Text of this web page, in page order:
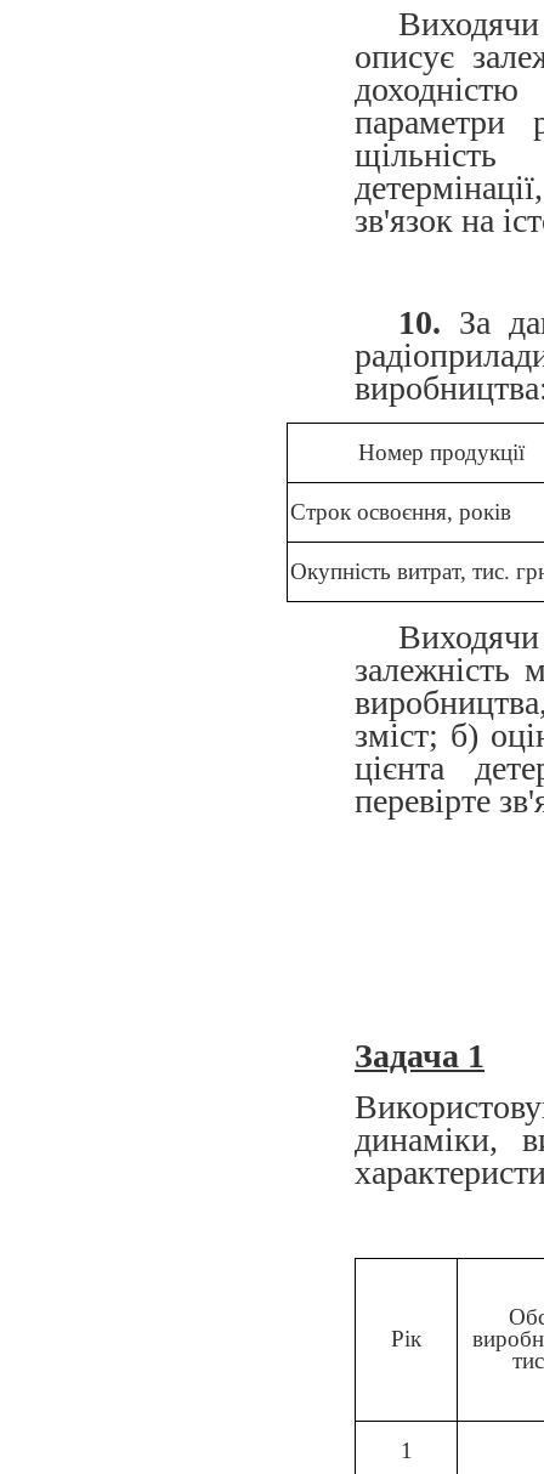
описує
параметри
зв'язок на
10. За
Номер продукції
Строк освоєння, років
Окупність витрат, тис.
залежність
зміст; б)
цієнта
перевірте
Задача 1
динаміки,
Рік
1